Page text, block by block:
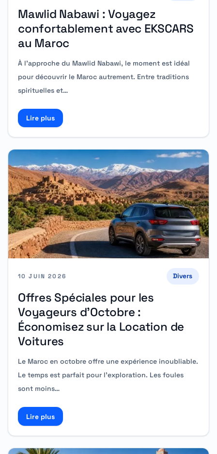
Mawlid Nabawi : Voyagez
confortablement avec EKSCARS
au Maroc
À l’approche du Mawlid Nabawi, le moment est idéal
pour découvrir le Maroc autrement. Entre traditions
spirituelles et…
Lire plusRead more about Mawlid Nabawi : Voyagez
10 JUIN 2026 Divers
Offres Spéciales pour les
Voyageurs d’Octobre :
Économisez sur la Location de
Voitures
Le Maroc en octobre offre une expérience inoubliable.
Le temps est parfait pour l’exploration. Les foules
sont moins…
Lire plusRead more about Offres Spéciales pour les